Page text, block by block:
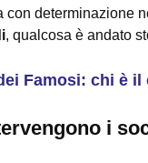
con determinazione
, qualcosa è andato
Famosi: chi è il
i